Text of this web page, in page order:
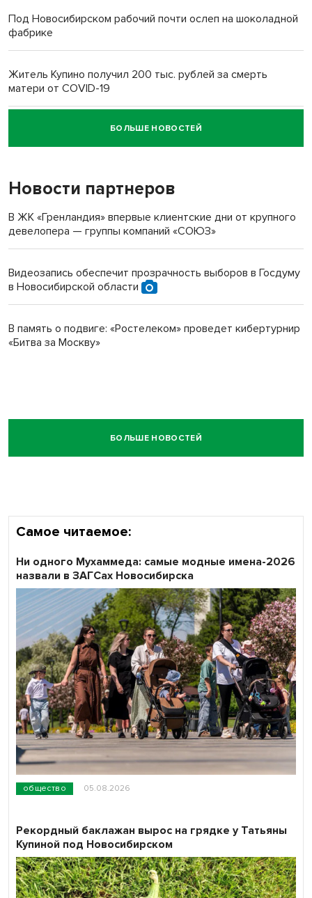
Под Новосибирском рабочий почти ослеп на шоколадной
фабрике
Житель Купино получил 200 тыс. рублей за смерть
матери от COVID-19
Новосибирский суд наказал водителя за смерть
пенсионерки на вокзале
БОЛЬШЕ НОВОСТЕЙ
Новости партнеров
В ЖК «Гренландия» впервые клиентские дни от крупного
девелопера — группы компаний «СОЮЗ»
Видеозапись обеспечит прозрачность выборов в Госдуму
в Новосибирской области
В память о подвиге: «Ростелеком» проведет кибертурнир
«Битва за Москву»
БОЛЬШЕ НОВОСТЕЙ
Самое читаемое:
общество 05.08.2026
Ни одного Мухаммеда: самые модные имена-2026
назвали в ЗАГСах Новосибирска
Рекордный баклажан вырос на грядке у Татьяны
Купиной под Новосибирском